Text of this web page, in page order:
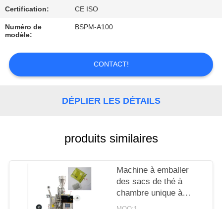
CONTRÔLE
DE
QUALITÉ
CONTACTEZ-
Certification: CE ISO
Numéro de
modèle:
BSPM-A100
CONTACT!
DÉPLIER LES DÉTAILS
produits similaires
Machine à emballer
des sacs de thé à
chambre unique à
poudre automatique